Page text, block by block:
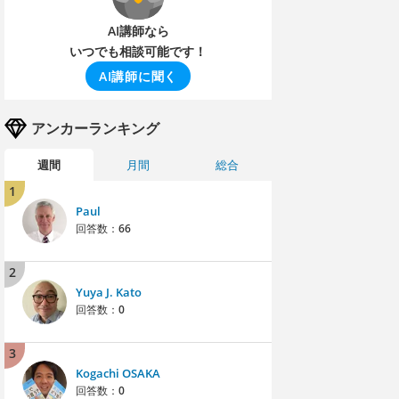
AI講師なら
いつでも相談可能です！
AI講師に聞く
アンカーランキング
週間 月間 総合
1
Paul
回答数： 66
2
Yuya J. Kato
回答数： 0
3
Kogachi OSAKA
回答数： 0